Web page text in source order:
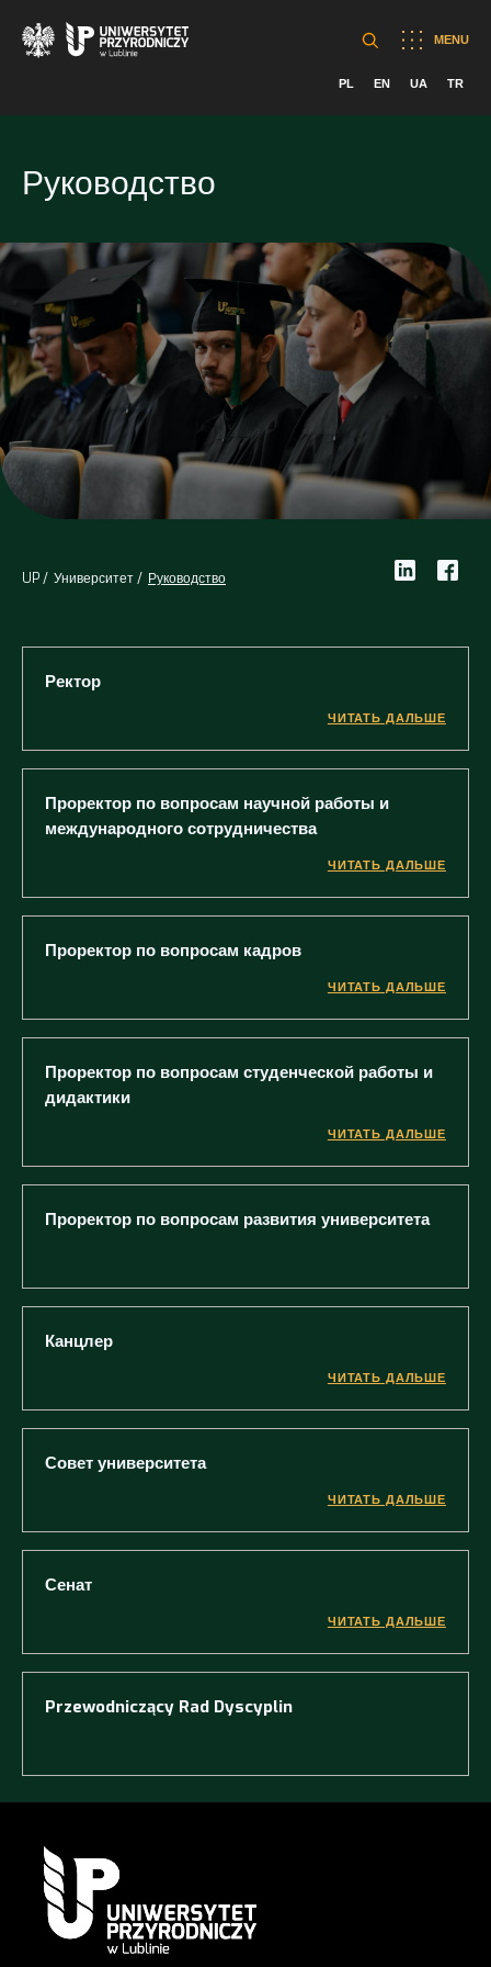
MENU
PL EN UA TR
Руководство
UP Университет Руководство
Ректор
ЧИТАТЬ ДАЛЬШЕ
Проректор по вопросам научной работы и
международного сотрудничества
ЧИТАТЬ ДАЛЬШЕ
Проректор по вопросам кадров
ЧИТАТЬ ДАЛЬШЕ
Проректор по вопросам студенческой работы и
дидактики
ЧИТАТЬ ДАЛЬШЕ
Проректор по вопросам развития университета
Канцлер
ЧИТАТЬ ДАЛЬШЕ
Совет университета
ЧИТАТЬ ДАЛЬШЕ
Сенат
ЧИТАТЬ ДАЛЬШЕ
Przewodniczący Rad Dyscyplin